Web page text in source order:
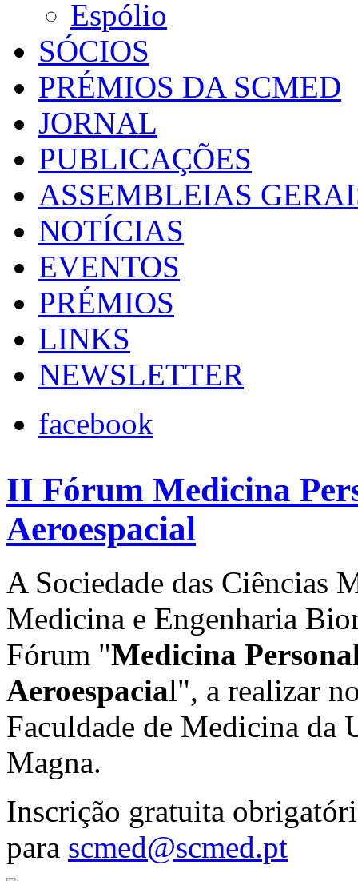
Espólio
SÓCIOS
PRÉMIOS DA SCMED
JORNAL
PUBLICAÇÕES
ASSEMBLEIAS
NOTÍCIAS
EVENTOS
PRÉMIOS
LINKS
NEWSLETTER
facebook
II Fórum Medicina
Aeroespacial
A Sociedade das Ciências
Medicina e Engenharia
Fórum "Medicina
Aeroespacial", a realizar
Faculdade de Medicina da
Magna.
Inscrição gratuita
para scmed@scmed.pt